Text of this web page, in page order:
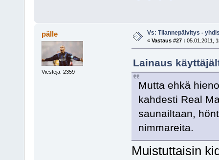
pälle
Viestejä: 2359
Vs: Tilannepäivitys -
« Vastaus #27 : 05.01.2011,
Lainaus
Mutta ehkä
kahdesti Real
saunailtaan,
nimmareita.
Muistuttaisin